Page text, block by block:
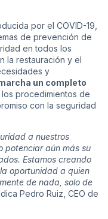
por el COVID-19,
de prevención de
en todos los
la restauración y el
y
un completo
procedimientos de
con la seguridad
a nuestros
potenciar aún más su
Estamos creando
oportunidad a quien
de nada, solo de
Pedro Ruiz, CEO de